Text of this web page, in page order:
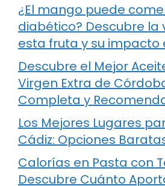
¿El mango puede
diabético? Descubre la
esta fruta y su impacto
Descubre el Mejor
Virgen Extra de
Completa y
Los Mejores Lugares
Cádiz: Opciones
Calorías en Pasta con
Descubre Cuánto